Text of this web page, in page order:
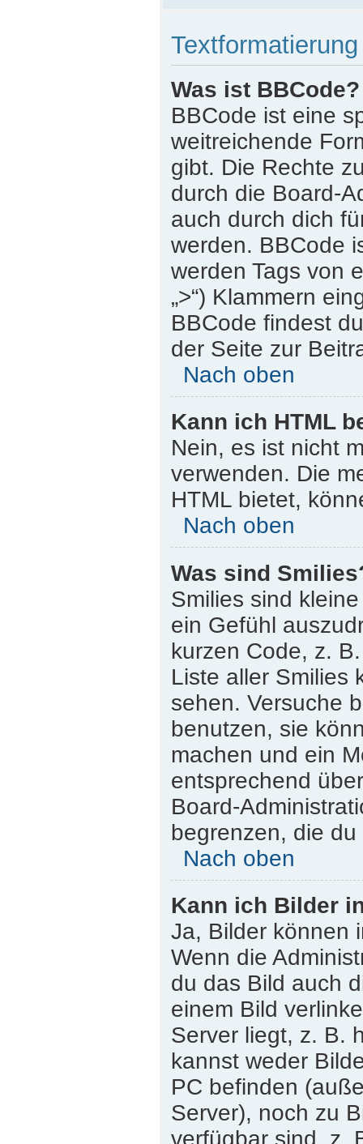
Was ist BBCode?
BBCode ist eine
weitreichende
gibt. Die Rechte
durch die Board-
auch durch dich
werden. BBCode
werden Tags von
„>“) Klammern
BBCode findest
der Seite zur
Nach oben
Kann ich HTML
Nein, es ist nicht
verwenden. Die
HTML bietet,
Nach oben
Was sind
Smilies sind
ein Gefühl
kurzen Code, z.
Liste aller Smilies
sehen. Versuche
benutzen, sie
machen und ein
entsprechend
Board-
begrenzen, die
Nach oben
Kann ich Bilder
Ja, Bilder können
Wenn die
du das Bild auch
einem Bild
Server liegt, z. B.
kannst weder
PC befinden
Server), noch zu
verfügbar sind, z.